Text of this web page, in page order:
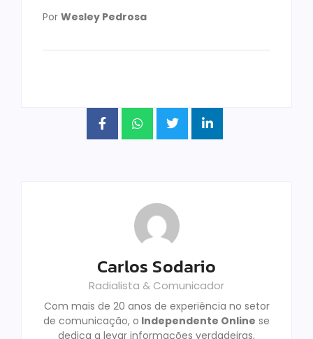
Por Wesley Pedrosa
Carlos Sodario
Radialista & Comunicador
Com mais de 20 anos de experiência no setor
de comunicação, o Independente Online se
dedica a levar informações verdadeiras,